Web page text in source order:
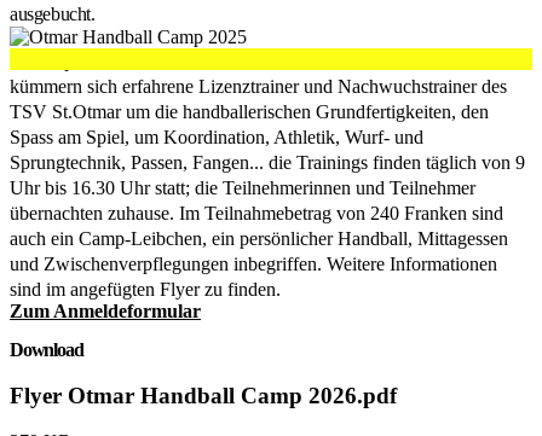
ausgebucht.
kümmern sich erfahrene Lizenztrainer und Nachwuchstrainer des
TSV St.Otmar um die handballerischen Grundfertigkeiten, den
Spass am Spiel, um Koordination, Athletik, Wurf- und
Sprungtechnik, Passen, Fangen... die Trainings finden täglich von 9
Uhr bis 16.30 Uhr statt; die Teilnehmerinnen und Teilnehmer
übernachten zuhause. Im Teilnahmebetrag von 240 Franken sind
auch ein Camp-Leibchen, ein persönlicher Handball, Mittagessen
und Zwischenverpflegungen inbegriffen. Weitere Informationen
sind im angefügten Flyer zu finden.
Zum Anmeldeformular
Download
Flyer Otmar Handball Camp 2026.pdf